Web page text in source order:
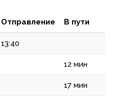
Отправление В пути
13:40
12 мин
17 мин